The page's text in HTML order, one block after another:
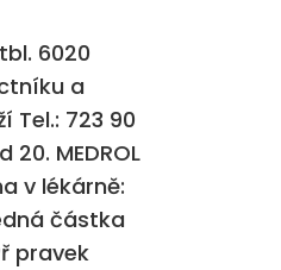
6020
a
Tel.: 723 90
MEDROL
v lékárně:
částka
pravek